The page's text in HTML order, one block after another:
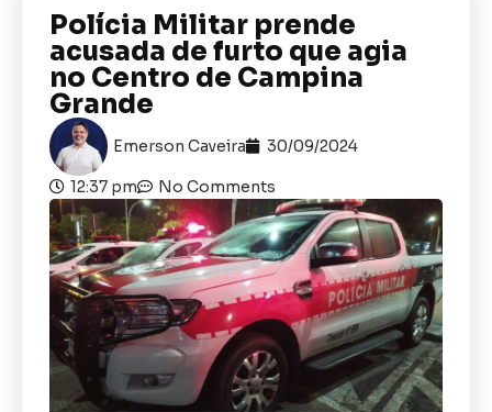
Polícia Militar prende
acusada de furto que agia
no Centro de Campina
Grande
Emerson Caveira 30/09/2024
12:37 pm No Comments